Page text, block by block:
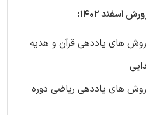
اسفند 1402:
های یاددهی قرآن و هدیه
های یاددهی ریاضی دوره